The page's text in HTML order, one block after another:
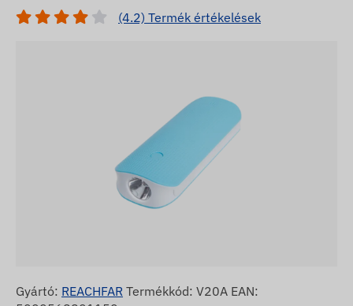
(4.2) Termék értékelések
Gyártó: REACHFAR Termékkód: V20A EAN: